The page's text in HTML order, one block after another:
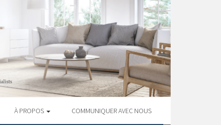
À PROPOS COMMUNIQUER AVEC NOUS